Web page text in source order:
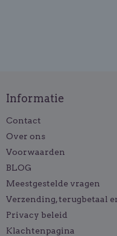
Informatie
Contact
Over ons
Voorwaarden
BLOG
Meestgestelde vragen
Verzending, terugbetaal
Privacy beleid
Klachtenpagina